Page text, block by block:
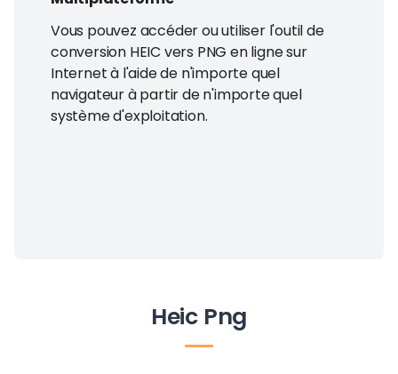
Vous pouvez accéder ou utiliser l'outil de
conversion HEIC vers PNG en ligne sur
Internet à l'aide de n'importe quel
navigateur à partir de n'importe quel
système d'exploitation.
Heic Png